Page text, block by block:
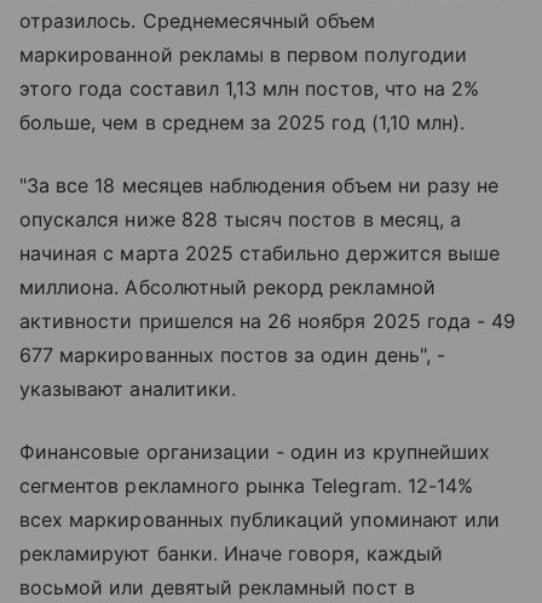
отразилось. Среднемесячный объем
маркированной рекламы в первом полугодии
этого года составил 1,13 млн постов, что на 2%
больше, чем в среднем за 2025 год (1,10 млн).
"За все 18 месяцев наблюдения объем ни разу не
опускался ниже 828 тысяч постов в месяц, а
начиная с марта 2025 стабильно держится выше
миллиона. Абсолютный рекорд рекламной
активности пришелся на 26 ноября 2025 года - 49
677 маркированных постов за один день", -
указывают аналитики.
Финансовые организации - один из крупнейших
сегментов рекламного рынка Telegram. 12-14%
всех маркированных публикаций упоминают или
рекламируют банки. Иначе говоря, каждый
восьмой или девятый рекламный пост в